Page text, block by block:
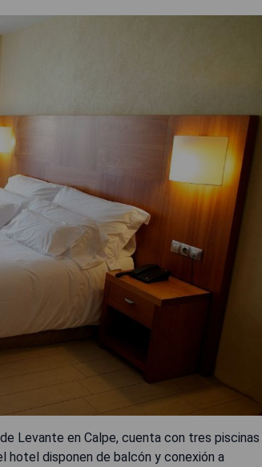
Levante en Calpe, cuenta con tres piscinas
hotel disponen de balcón y conexión a